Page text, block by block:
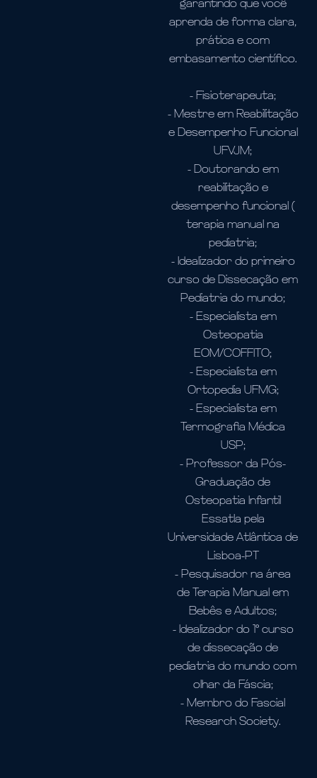
garantindo que você
aprenda de forma clara,
prática e com
embasamento científico.
- Fisioterapeuta;
- Mestre em Reabilitação
e Desempenho Funcional
UFVJM;
- Doutorando em
reabilitação e
desempenho funcional (
terapia manual na
pediatria;
- Idealizador do primeiro
curso de Dissecação em
Pediatria do mundo;
- Especialista em
Osteopatia
EOM/COFFITO;
- Especialista em
Ortopedia UFMG;
- Especialista em
Termografia Médica
USP;
- Professor da Pós-
Graduação de
Osteopatia Infantil
Essatla pela
Universidade Atlântica de
Lisboa-PT
- Pesquisador na área
de Terapia Manual em
Bebês e Adultos;
- Idealizador do 1º curso
de dissecação de
pediatria do mundo com
olhar da Fáscia;
- Membro do Fascial
Research Society.